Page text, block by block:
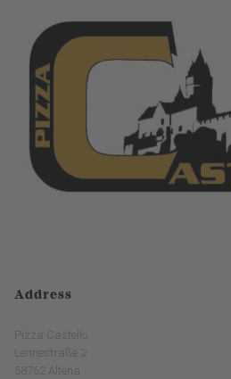
Address
Pizza Castello
Lennestraße 2
58762 Altena